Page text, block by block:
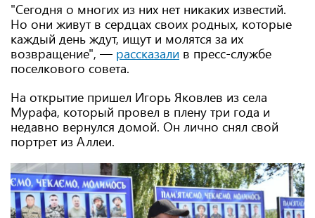
"Сегодня о многих из них нет никаких известий.
Но они живут в сердцах своих родных, которые
каждый день ждут, ищут и молятся за их
возвращение", — рассказали в пресс-службе
поселкового совета.
На открытие пришел Игорь Яковлев из села
Мурафа, который провел в плену три года и
недавно вернулся домой. Он лично снял свой
портрет из Аллеи.